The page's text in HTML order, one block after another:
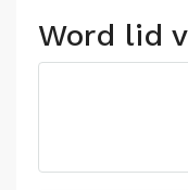
Word lid